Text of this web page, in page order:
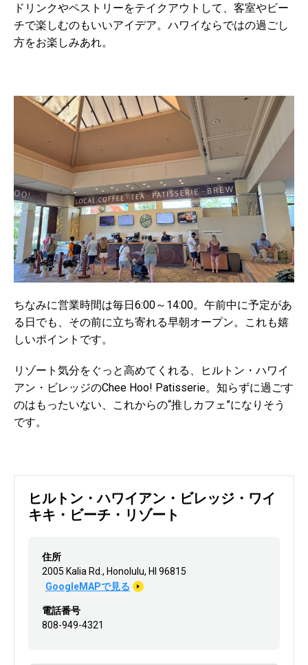
ドリンクやペストリーをテイクアウトして、客室やビー
チで楽しむのもいいアイデア。ハワイならではの過ごし
方をお楽しみあれ。
ちなみに営業時間は毎日 6:00～ 14:00。午前中に予定があ
る日でも、その前に立ち寄れる早朝オープン。これも嬉
しいポイントです。
リゾート気分をぐっと高めてくれる、ヒルトン・ハワイ
アン・ビレッジのChee Hoo! Patisserie。知らずに過ごす
のはもったいない、これからの“推しカフェ”になりそう
です。
ヒルトン・ハワイアン・ビレッジ・ワイ
キキ・ビーチ・リゾート
住所
2005 Kalia Rd., Honolulu, HI 96815
GoogleMAPで見る
電話番号
808-949-4321